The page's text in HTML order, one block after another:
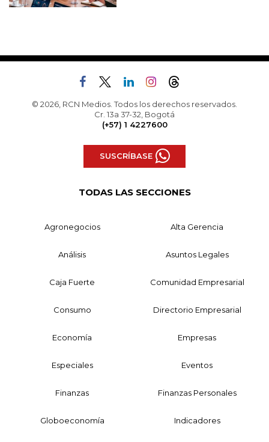
© 2026, RCN Medios. Todos los derechos reservados.
Cr. 13a 37-32, Bogotá
(+57) 1 4227600
SUSCRÍBASE
TODAS LAS SECCIONES
Agronegocios Alta Gerencia
Análisis Asuntos Legales
Caja Fuerte Comunidad Empresarial
Consumo Directorio Empresarial
Economía Empresas
Especiales Eventos
Finanzas Finanzas Personales
Globoeconomía Indicadores